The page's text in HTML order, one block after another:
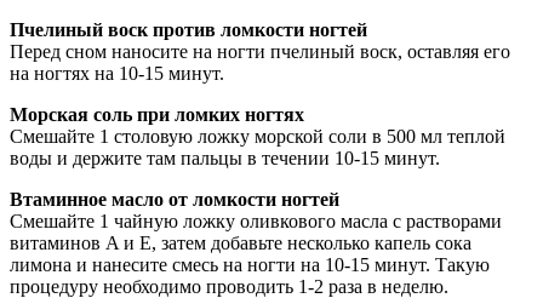
Пчелиный воск против ломкости ногтей
Перед сном наносите на ногти пчелиный воск, оставляя его
на ногтях на 10-15 минут.
Морская соль при ломких ногтях
Смешайте 1 столовую ложку морской соли в 500 мл теплой
воды и держите там пальцы в течении 10-15 минут.
Втаминное масло от ломкости ногтей
Смешайте 1 чайную ложку оливкового масла с растворами
витаминов A и E, затем добавьте несколько капель сока
лимона и нанесите смесь на ногти на 10-15 минут. Такую
процедуру необходимо проводить 1-2 раза в неделю.